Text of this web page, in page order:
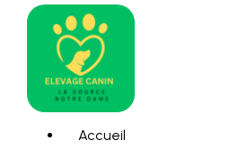
Accueil
Panneau de gestion des cookies